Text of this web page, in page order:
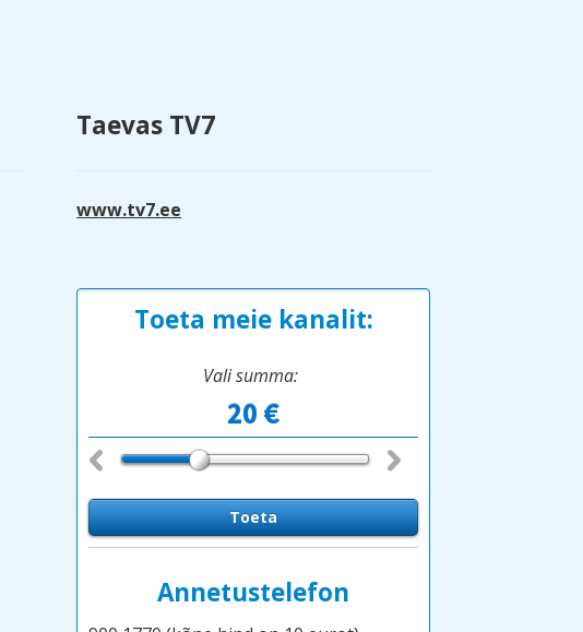
Taevas TV7
www.tv7.ee
Toeta meie kanalit:
Vali summa:
Annetustelefon